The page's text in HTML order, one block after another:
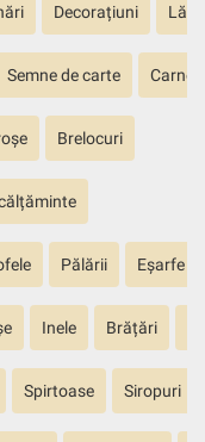
Decorațiuni
Semne de carte
Brelocuri
Pălării Eșarfe
Inele Brățări
Spirtoase Siropuri